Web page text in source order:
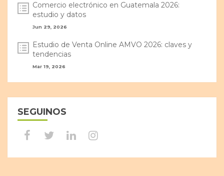
Comercio electrónico en Guatemala 2026:
estudio y datos
Jun 29, 2026
Estudio de Venta Online AMVO 2026: claves y
tendencias
Mar 19, 2026
SEGUINOS